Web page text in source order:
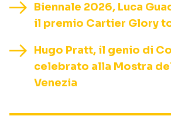
Biennale 2026, Luca
il premio Cartier Glory
Hugo Pratt, il genio di
celebrato alla Mostra
Venezia